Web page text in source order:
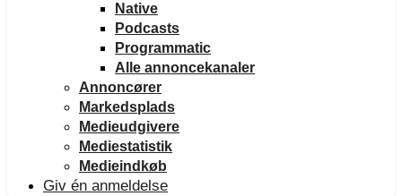
Native
Podcasts
Programmatic
Alle annoncekanaler
Annoncører
Markedsplads
Medieudgivere
Mediestatistik
Medieindkøb
Giv én anmeldelse